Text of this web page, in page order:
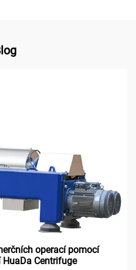
operací pomocí
Centrifuge